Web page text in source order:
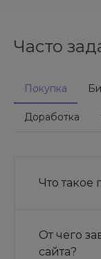
Часто
Покупка
Доработка
Что такое
От чего
сайта?